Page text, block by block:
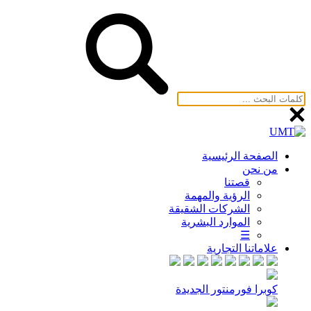
الصفحة الرئيسية
من نحن
قصتنا
الرؤية والمهمة
الشركات الشقيقة
الموارد البشرية
☰
علاماتنا التجارية
كوبرا فورمنتور الجديدة